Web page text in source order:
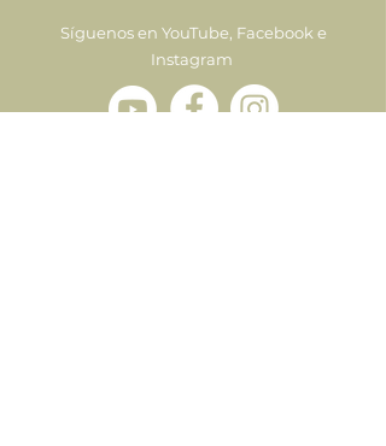
Síguenos en YouTube, Facebook e
Instagram